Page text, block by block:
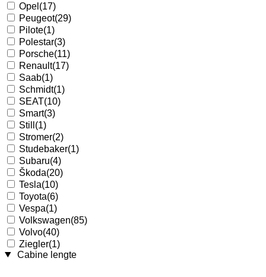
Opel (17)
Peugeot(29)
Pilote(1)
Polestar(3)
Porsche(11)
Renault(17)
Saab(1)
Schmidt(1)
SEAT(10)
Smart(3)
Still (1)
Stromer(2)
Studebaker(1)
Subaru(4)
Škoda(20)
Tesla(10)
Toyota(6)
Vespa(1)
Volkswagen(85)
Volvo(40)
Ziegler(1)
Cabine lengte